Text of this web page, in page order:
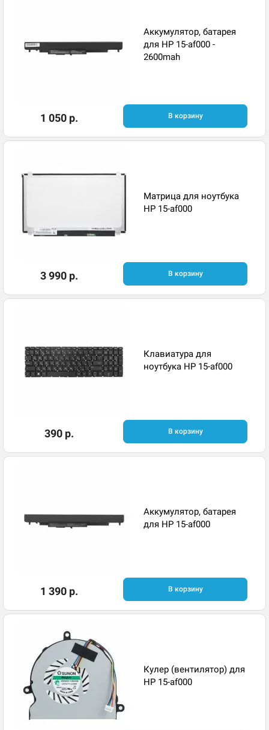
Аккумулятор, батарея
для HP 15-af000 -
2600mah
1 050 р. В корзину
Матрица для ноутбука
HP 15-af000
3 990 р. В корзину
Клавиатура для
ноутбука HP 15-af000
390 р. В корзину
Аккумулятор, батарея
для HP 15-af000
1 390 р. В корзину
Кулер (вентилятор) для
HP 15-af000